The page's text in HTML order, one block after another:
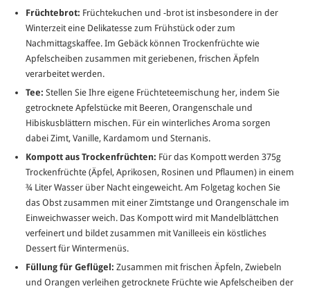
Früchtebrot: Früchtekuchen und -brot ist insbesondere in der
Winterzeit eine Delikatesse zum Frühstück oder zum
Nachmittagskaffee. Im Gebäck können Trockenfrüchte wie
Apfelscheiben zusammen mit geriebenen, frischen Äpfeln
verarbeitet werden.
Tee:Stellen Sie Ihre eigene Früchteteemischung her, indem Sie
getrocknete Apfelstücke mit Beeren, Orangenschale und
Hibiskusblättern mischen. Für ein winterliches Aroma sorgen
dabei Zimt, Vanille, Kardamom und Sternanis.
Kompott aus Trockenfrüchten: Für das Kompott werden 375g
Trockenfrüchte (Äpfel, Aprikosen, Rosinen und Pflaumen) in einem
¾ Liter Wasser über Nacht eingeweicht. Am Folgetag kochen Sie
das Obst zusammen mit einer Zimtstange und Orangenschale im
Einweichwasser weich. Das Kompott wird mit Mandelblättchen
verfeinert und bildet zusammen mit Vanilleeis ein köstliches
Dessert für Wintermenüs.
Füllung für Geflügel:Zusammen mit frischen Äpfeln, Zwiebeln
und Orangen verleihen getrocknete Früchte wie Apfelscheiben der